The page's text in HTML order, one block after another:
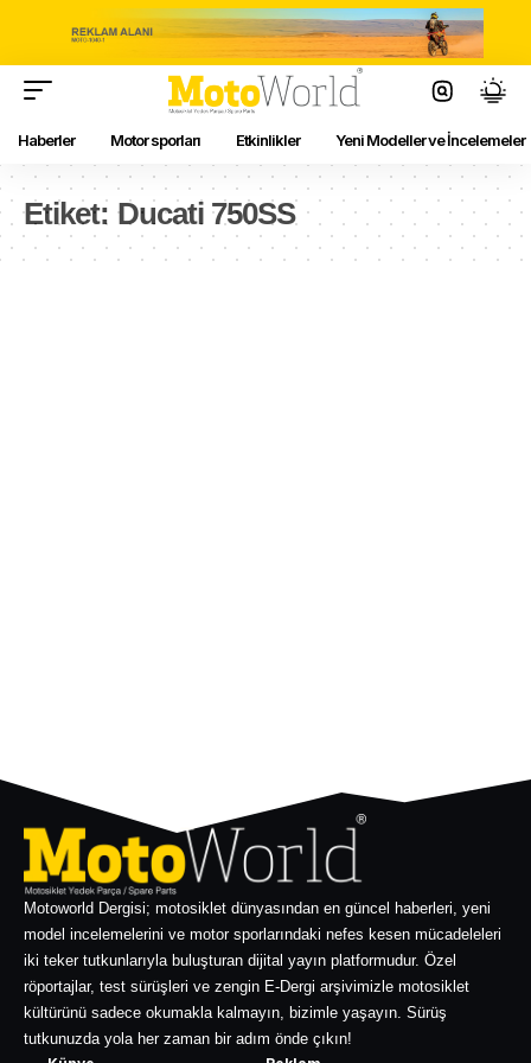
Haberler Motor sporları Etkinlikler Yeni Modeller ve İncelemeler
Etiket: Ducati 750SS
Motoworld Dergisi; motosiklet dünyasından en güncel haberleri, yeni
model incelemelerini ve motor sporlarındaki nefes kesen mücadeleleri
iki teker tutkunlarıyla buluşturan dijital yayın platformudur. Özel
röportajlar, test sürüşleri ve zengin E-Dergi arşivimizle motosiklet
kültürünü sadece okumakla kalmayın, bizimle yaşayın. Sürüş
tutkunuzda yola her zaman bir adım önde çıkın!